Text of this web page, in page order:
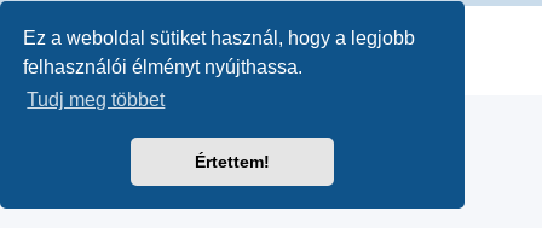
Ez a weboldal sütiket használ, hogy a legjobb
felhasználói élményt nyújthassa.
Tudj meg többet
Értettem!
Powered by phpBB
® Forum Software © phpBB Limited
Magyar phpBB Közösség
Adatvédelmi nyilatkozat|Használati feltételek